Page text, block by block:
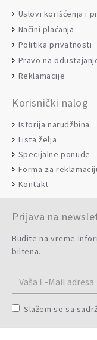
Uslovi korišćenja i
Načini plaćanja
Politika privatnosti
Pravo na
Reklamacije
Korisnički nalog
Istorija narudžbina
Lista želja
Specijalne ponude
Forma za
Kontakt
Prijava na
Budite na vreme
biltena.
Slažem se sa